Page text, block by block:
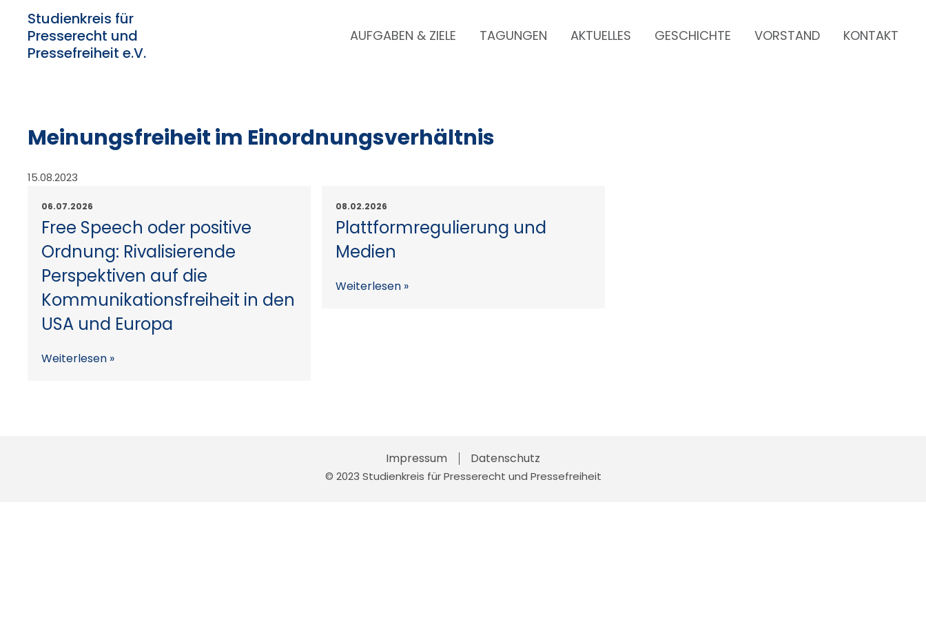
Studienkreis für
Presserecht und
Pressefreiheit e.V.
Skip
AUFGABEN & ZIELE TAGUNGEN AKTUELLES GESCHICHTE VORSTAND KONTAKT
Meinungsfreiheit im Einordnungsverhältnis
15.08.2023
06.07.2026
Free Speech oder positive
Ordnung: Rivalisierende
Perspektiven auf die
Kommunikationsfreiheit in den
USA und Europa
Weiterlesen »
08.02.2026
Plattformregulierung und
Medien
Weiterlesen »
Skip
to
Impressum Datenschutz
© 2023 Studienkreis für Presserecht und Pressefreiheit